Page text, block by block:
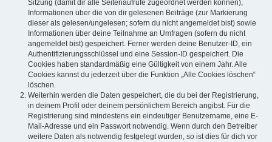
Sitzung (damit dir alle Seitenaufrufe zugeordnet werden können),
Informationen über die von dir gelesenen Beiträge (zur Markierung
dieser als gelesen/ungelesen; sofern du nicht angemeldet bist) sowie
Informationen über deine Teilnahme an Umfragen (sofern du nicht
angemeldet bist) gespeichert. Ferner werden deine Benutzer-ID, ein
Authentifizierungsschlüssel und eine Session-ID gespeichert. Die
Cookies haben standardmäßig eine Gültigkeit von einem Jahr. Alle
Cookies kannst du jederzeit über die Funktion „Alle Cookies löschen“
löschen.
Weiterhin werden die Daten gespeichert, die du bei der Registrierung,
in deinem Profil oder deinem persönlichem Bereich angibst. Für die
Registrierung sind mindestens ein eindeutiger Benutzername, eine E-
Mail-Adresse und ein Passwort notwendig. Wenn durch den Betreiber
weitere Daten als notwendig festgelegt wurden, so ist dies für dich vor